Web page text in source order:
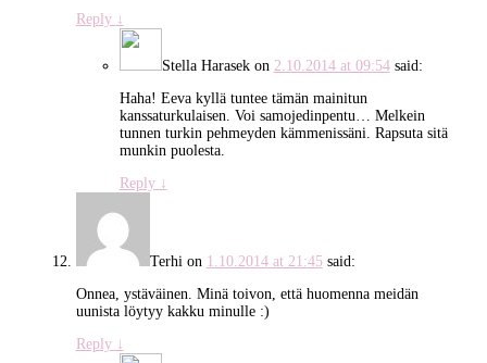
Reply ↓
Stella Harasekon 2.10.2014 at 09:54 said:
Haha! Eeva kyllä tuntee tämän mainitun
kanssaturkulaisen. Voi samojedinpentu… Melkein
tunnen turkin pehmeyden kämmenissäni. Rapsuta sitä
munkin puolesta.
Reply ↓
Terhi on 1.10.2014 at 21:45 said:
Onnea, ystäväinen. Minä toivon, että huomenna meidän
uunista löytyy kakku minulle :)
Reply ↓